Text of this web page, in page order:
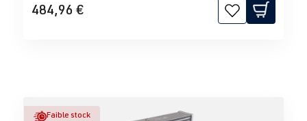
484,96 €
Faible stock